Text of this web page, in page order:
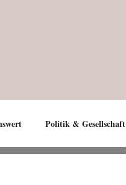
Politik & Gesellschaft